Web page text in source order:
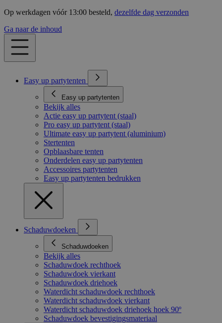
Op werkdagen vóór 13:00 besteld, dezelfde dag verzonden
Ga naar de inhoud
Easy up partytenten
Easy up partytenten
Bekijk alles
Actie easy up partytent (staal)
Pro easy up partytent (staal)
Ultimate easy up partytent (aluminium)
Stertenten
Opblaasbare tenten
Onderdelen easy up partytenten
Accessoires partytenten
Easy up partytenten bedrukken
Schaduwdoeken
Schaduwdoeken
Bekijk alles
Schaduwdoek rechthoek
Schaduwdoek vierkant
Schaduwdoek driehoek
Waterdicht schaduwdoek rechthoek
Waterdicht schaduwdoek vierkant
Waterdicht schaduwdoek driehoek hoek 90º
Schaduwdoek bevestigingsmateriaal